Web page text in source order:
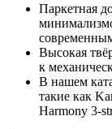
Паркетная
Высокая
к
В нашем
такие как
Harmony 3-